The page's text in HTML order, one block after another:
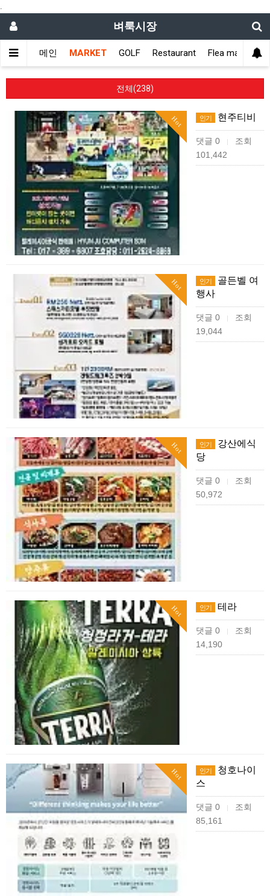
.
벼룩시장
메인 MARKET GOLF Restaurant Flea market
전체(238)
Hot 인기 현주티비
댓글 0 |
조회
101,442
Hot 인기
골든벨 여
행사
댓글 0 |
조회
19,044
Hot 인기
강산에식
당
댓글 0 |
조회
50,972
Hot 인기 테라
댓글 0 |
조회
14,190
Hot 인기
청호나이
스
댓글 0 |
조회
85,161